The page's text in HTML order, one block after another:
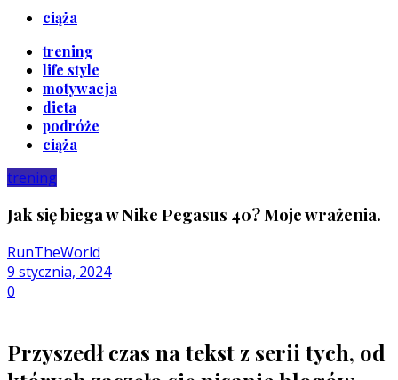
ciąża
trening
life style
motywacja
dieta
podróże
ciąża
trening
Jak się biega w Nike Pegasus 40? Moje wrażenia.
RunTheWorld
9 stycznia, 2024
0
Przyszedł czas na tekst z serii tych, od